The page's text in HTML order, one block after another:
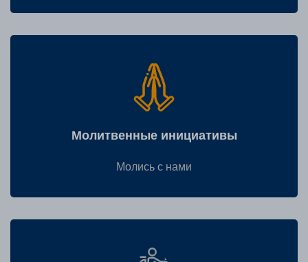
Молитвенные инициативы
Молись с нами